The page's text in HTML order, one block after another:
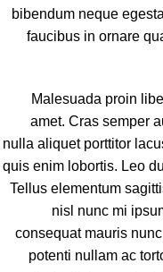
bibendum neque
faucibus in ornare
Malesuada proin
amet. Cras semper
nulla aliquet porttitor
quis enim lobortis. Leo
Tellus elementum
nisl nunc mi
consequat mauris
potenti nullam ac